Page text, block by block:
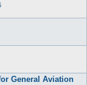
General Aviation